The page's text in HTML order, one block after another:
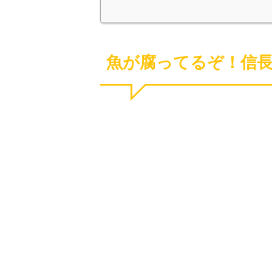
魚が腐ってるぞ！信